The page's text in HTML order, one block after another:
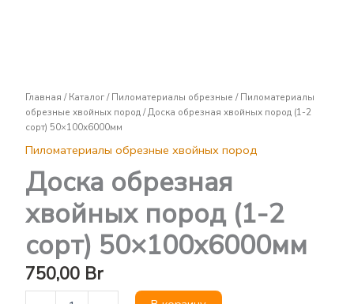
Главная /Каталог/Пиломатериалы обрезные /Пиломатериалы
обрезные хвойных пород/ Доска обрезная хвойных пород (1-2
сорт) 50×100х6000мм
Пиломатериалы обрезные хвойных пород
Доска обрезная
хвойных пород (1-2
сорт) 50×100х6000мм
750,00 Br